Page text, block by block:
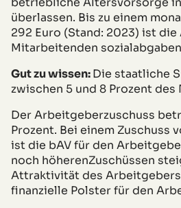
überlassen. Bis zu einem
292 Euro (Stand: 2023) ist die
Mitarbeitenden
Gut zu wissen:Die staatliche
zwischen 5 und 8 Prozent
Der Arbeitgeberzuschuss
Prozent. Bei einem Zuschuss
ist die bAV für den
noch höherenZuschüssen
Attraktivität des
finanzielle Polster für den